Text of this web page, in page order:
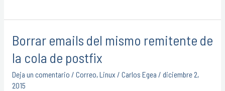
Borrar emails del mismo remitente de
la cola de postfix
Deja un comentario / Correo,Linux / Carlos Egea / diciembre 2,
2015
Borrar
emails
del
mismo